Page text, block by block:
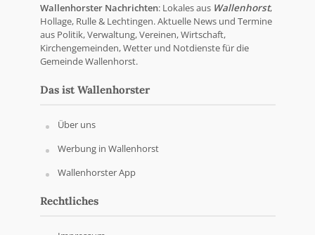
Wallenhorster Nachrichten: Lokales aus Wallenhorst,
Hollage, Rulle & Lechtingen. Aktuelle News und Termine
aus Politik, Verwaltung, Vereinen, Wirtschaft,
Kirchengemeinden, Wetter und Notdienste für die
Gemeinde Wallenhorst.
Das ist Wallenhorster
Über uns
Werbung in Wallenhorst
Wallenhorster App
Rechtliches